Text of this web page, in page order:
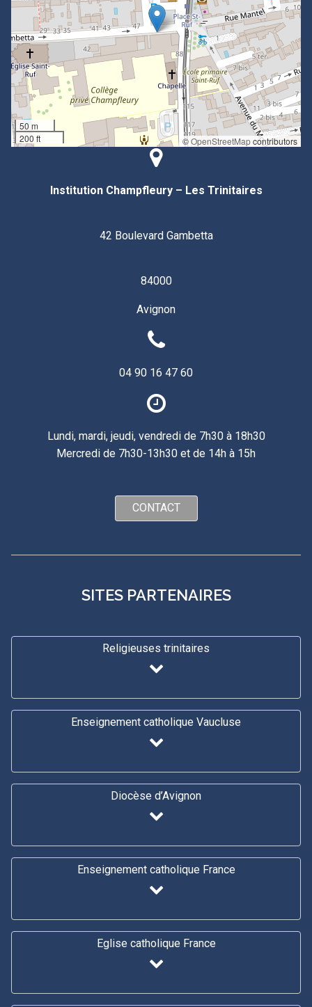
50 m
200 ft
©OpenStreetMapcontributors
Institution Champfleury – Les Trinitaires
42 Boulevard Gambetta
84000
Avignon
04 90 16 47 60
Lundi, mardi, jeudi, vendredi de 7h30 à 18h30
Mercredi de 7h30-13h30 et de 14h à 15h
CONTACT
SITES PARTENAIRES
Religieuses trinitaires
Enseignement catholique Vaucluse
Diocèse d’Avignon
Enseignement catholique France
Eglise catholique France